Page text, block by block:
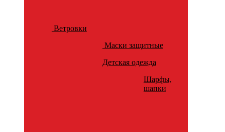
Ветровки
Маски защитные
Детская одежда
Шарфы,
шапки